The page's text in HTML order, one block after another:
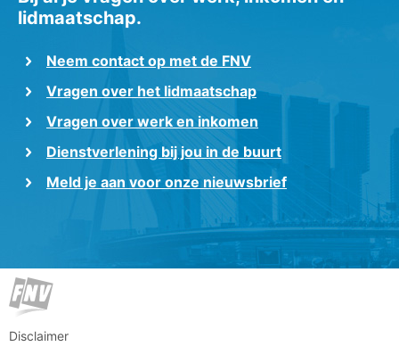
lidmaatschap.
Neem contact op met de FNV
Vragen over het lidmaatschap
Vragen over werk en inkomen
Dienstverlening bij jou in de buurt
Meld je aan voor onze nieuwsbrief
Disclaimer